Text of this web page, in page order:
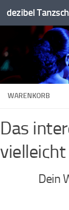
Unter dem
dezibel
WARENKORB
Das
Dein